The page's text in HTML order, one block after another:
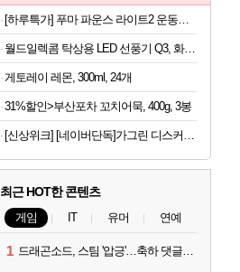
월드일렉콤 탁상용 LED 선풍기 Q3, 화이트, 1개
게토레이 레몬, 300ml, 24개
31%할인>부산포차 꼬치어묵, 400g, 3봉
[신상위크] [네이버단독]가그린 디스커버리세트 100ml 5종 + 1종 추가 증정 구강청결제 휴대용가글
최근 HOT한 콘텐츠
게임 IT 유머 연예
1 드래곤소드, 스팀 '압긍'…축하 댓글 달고 게임 코드 받자!